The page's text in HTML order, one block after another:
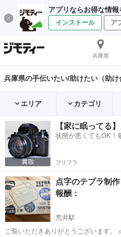
アプリならお得な情報
インストール ア
兵庫県
兵庫県の手伝いたい/助けたい（助け
エリア カテゴリ
【家に眠ってる
状態が悪くてもOK！
プリフラ
点字のテプラ制
報酬：
荒井駅
ご覧いただきありがとうございます。 点字の印字ができる、テプラを